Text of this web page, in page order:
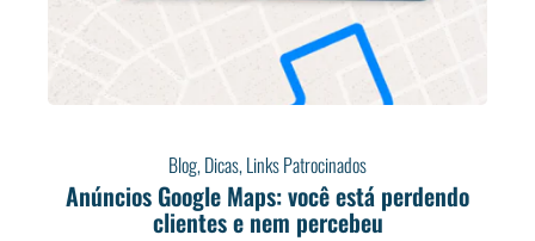
Blog,Dicas,Links Patrocinados
Anúncios Google Maps: você está perdendo
clientes e nem percebeu